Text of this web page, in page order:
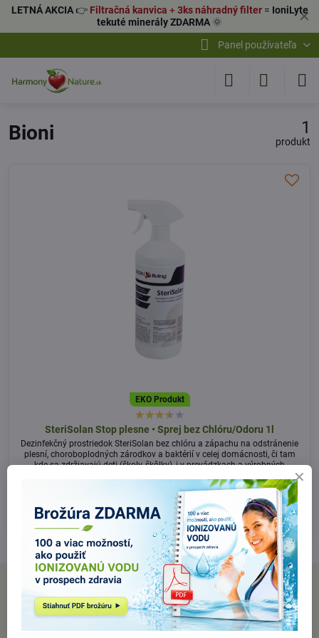
✕
LETNÁ AKCIA👉 Filtračná kanvica +3ks náhradný filter= IoniLyte
tekuté minerály ZDARMA 🌞
Panel používateľa
Bioni 1
produkt
EKO Produkt
SteriSolan Stop plesne • Sprej bez Chlóru/Odoru 1l
Dezinfekčný prostriedok SteriSolan bez chlóru a zápachu na odstránenie
plesní, choroboplodných zárodkov a baktérií v celej domácnosti, či tam
kde sa zdržiavajú deti (školy, škôlky), i v prevádzkach a výrobných
Skladom
25,20 €
Do košíka
PRE ZÁKAZNÍKOV